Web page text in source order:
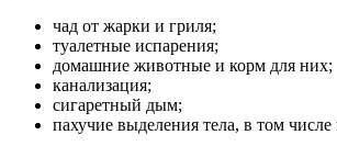
чад от жарки и гриля;
туалетные испарения;
домашние животные и корм для них;
канализация;
сигаретный дым;
пахучие выделения тела, в том числе